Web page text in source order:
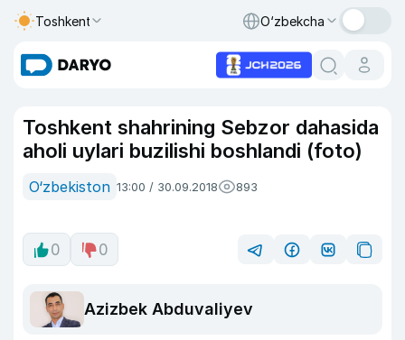
Toshkent O‘zbekcha
Toshkent shahrining Sebzor dahasida
aholi uylari buzilishi boshlandi (foto)
O‘zbekiston 13:00 / 30.09.2018 893
0 0
Azizbek Abduvaliyev